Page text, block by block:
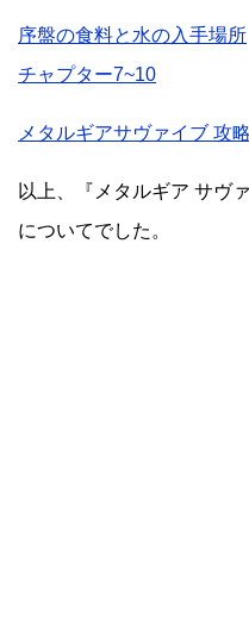
序盤の食料と水の入手場所
チャプター7~10
メタルギアサヴァイブ 攻
以上、『メタルギア サヴ
についてでした。